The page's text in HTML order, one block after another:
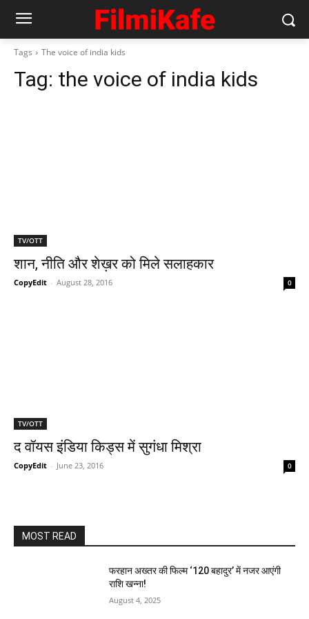
Tags The voice of india kids
Tag: the voice of india kids
TV/OTT
शान, नीति और शेख़र को मिले सलाहकार
CopyEdit - August 28, 2016 0
TV/OTT
द वॉयस इंडिया किड्स में सुगंधा मिश्रा
CopyEdit - June 23, 2016 0
MOST READ
फरहान अख्तर की फिल्म ‘120 बहादुर’ में नजर आएंगी
राशि खन्ना!
August 4, 2025